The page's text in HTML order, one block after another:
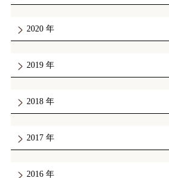
2020
2019
2018
2017
2016